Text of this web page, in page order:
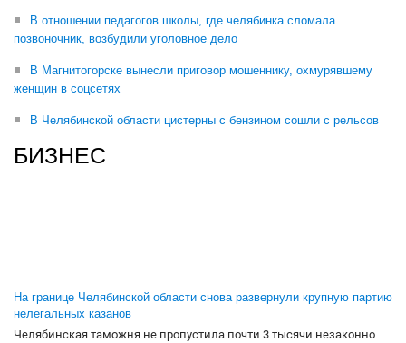
В отношении педагогов школы, где челябинка сломала
позвоночник, возбудили уголовное дело
В Магнитогорске вынесли приговор мошеннику, охмурявшему
женщин в соцсетях
В Челябинской области цистерны с бензином сошли с рельсов
БИЗНЕС
На границе Челябинской области снова развернули крупную партию
нелегальных казанов
Челябинская таможня не пропустила почти 3 тысячи незаконно